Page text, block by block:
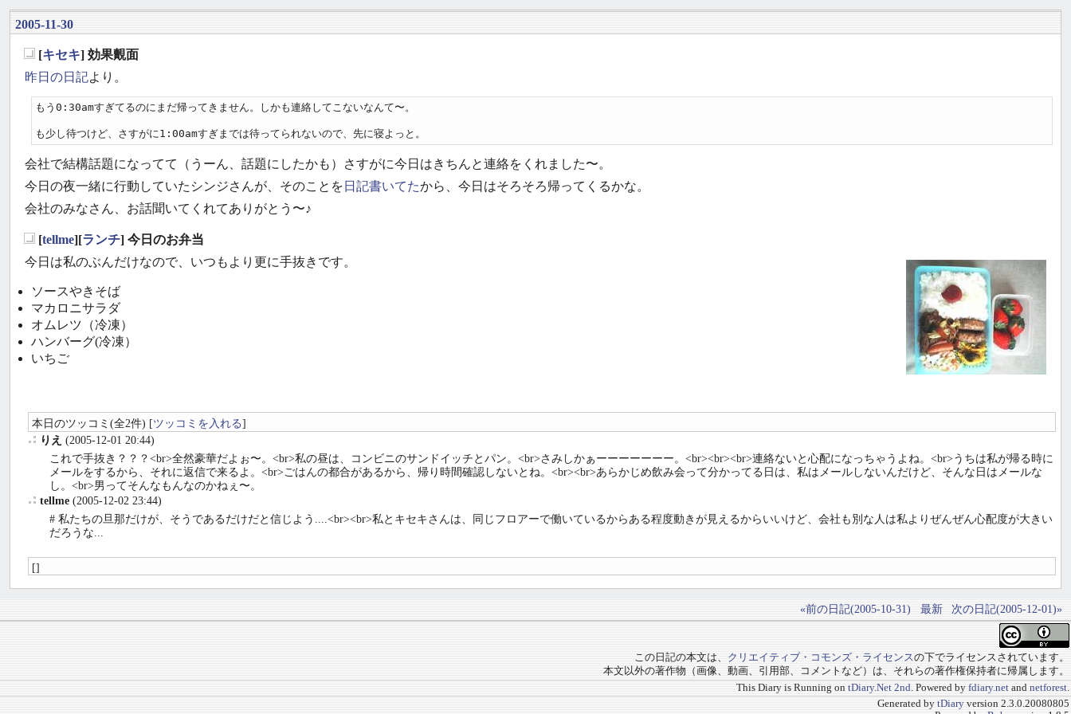
2005-11-30
[キセキ] 効果覿面
昨日の日記より。
もう0:30amすぎてるのにまだ帰ってきません。しかも連絡してこないなんて〜。
も少し待つけど、さすがに1:00amすぎまでは待ってられないので、先に寝よっと。
会社で結構話題になってて（うーん、話題にしたかも）さすがに今日はきちんと連絡をくれました〜。
今日の夜一緒に行動していたシンジさんが、そのことを 日記書いてたから、今日はそろそろ帰ってくるかな。
会社のみなさん、お話聞いてくれてありがとう〜♪
[tellme][ランチ] 今日のお弁当
今日は私のぶんだけなので、いつもより更に手抜きです。
ソースやきそば
マカロニサラダ
オムレツ（冷凍）
ハンバーグ(冷凍）
いちご
本日のツッコミ(全2件) [ツッコミを入れる]
りえ (2005-12-01 20:44)
これで手抜き？？？<br>全然豪華だよぉ〜。<br>私の昼は、コンビニのサンドイッチとパン。<br>さみしかぁーーーーーーー。<br><br><br>連絡ないと心配になっちゃうよね。<br>うちは私が帰る時に
メールをするから、それに返信で来るよ。<br>ごはんの都合があるから、帰り時間確認しないとね。<br><br>あらかじめ飲み会って分かってる日は、私はメールしないんだけど、そんな日はメールな
し。<br>男ってそんなもんなのかねぇ〜。
tellme (2005-12-02 23:44)
# 私たちの旦那だけが、そうであるだけだと信じよう....<br><br>私とキセキさんは、同じフロアーで働いているからある程度動きが見えるからいいけど、会社も別な人は私よりぜんぜん心配度が大きい
だろうな...
[]
«前の日記(2005-10-31) 最新 次の日記(2005-12-01)»
この日記の本文は、 クリエイティブ・コモンズ・ライセンスの下でライセンスされています。
本文以外の著作物（画像、動画、引用部、コメントなど）は、それらの著作権保持者に帰属します。
This Diary is Running on tDiary.Net 2nd. Powered by fdiary.net and netforest.
Generated by tDiary version 2.3.0.20080805